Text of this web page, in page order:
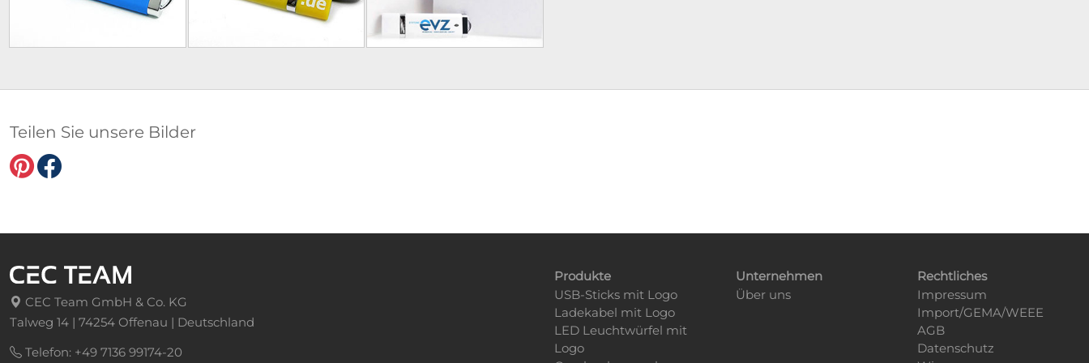
Teilen Sie unsere Bilder
CEC Team GmbH & Co. KG
Talweg 14 | 74254 Offenau | Deutschland
Telefon: +49 7136 99174-20
Produkte
USB-Sticks mit Logo
Ladekabel mit Logo
LED Leuchtwürfel mit
Logo
Unternehmen
Über uns
Rechtliches
Impressum
Import/GEMA/WEEE
AGB
Datenschutz